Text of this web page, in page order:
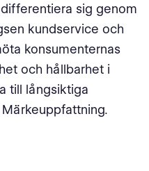
sig genom
kundservice och
konsumenternas
och hållbarhet i
till långsiktiga